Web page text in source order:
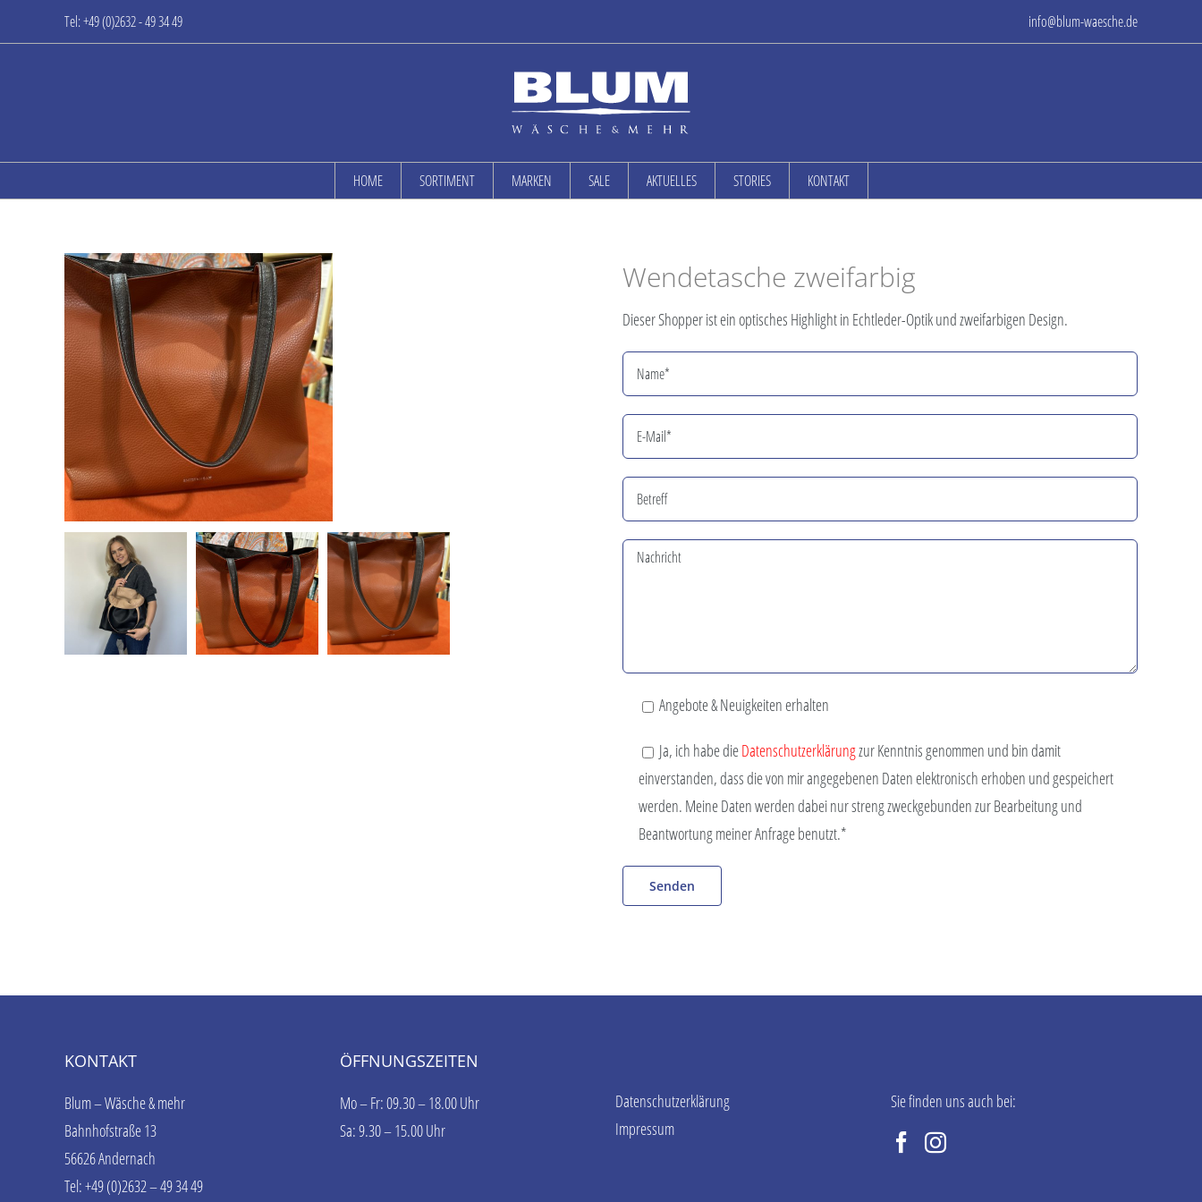
Inhalt
Tel: +49 (0)2632 - 49 34 49 info@blum-waesche.de
HOME SORTIMENT MARKEN SALE AKTUELLES STORIES KONTAKT
Wendetasche zweifarbig
Dieser Shopper ist ein optisches Highlight in Echtleder-Optik und zweifarbigen Design.
Angebote & Neuigkeiten erhalten
Ja, ich habe dieDatenschutzerklärungzur Kenntnis genommen und bin damit
einverstanden, dass die von mir angegebenen Daten elektronisch erhoben und gespeichert
werden. Meine Daten werden dabei nur streng zweckgebunden zur Bearbeitung und
Beantwortung meiner Anfrage benutzt.*
KONTAKT
Blum – Wäsche & mehr
Bahnhofstraße 13
56626 Andernach
Tel: +49 (0)2632 – 49 34 49
ÖFFNUNGSZEITEN
Mo – Fr: 09.30 – 18.00 Uhr
Sa: 9.30 – 15.00 Uhr
Datenschutzerklärung
Impressum
Sie finden uns auch bei: